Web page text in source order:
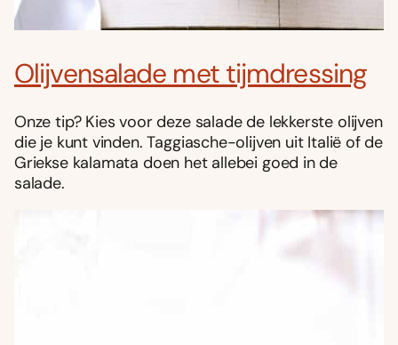
Olijvensalade met tijmdressing
Onze tip? Kies voor deze salade de lekkerste olijven
die je kunt vinden. Taggiasche-olijven uit Italië of de
Griekse kalamata doen het allebei goed in de
salade.